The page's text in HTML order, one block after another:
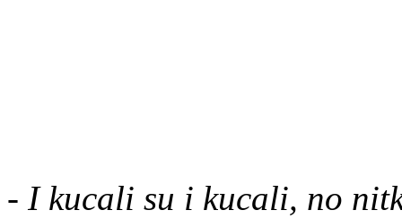
- I kucali su i kucali, no